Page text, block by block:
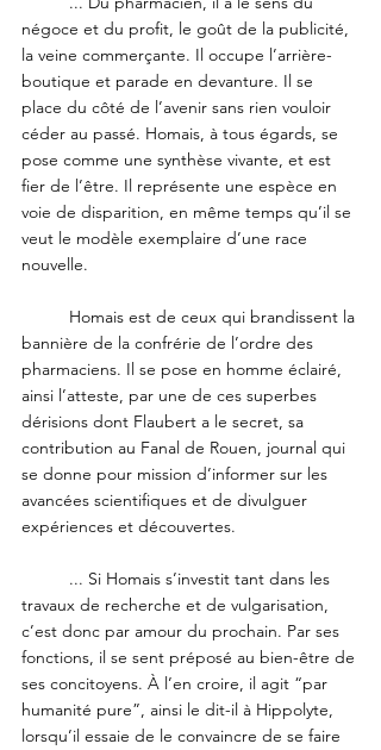
négoce et du profit, le goût de la publicité,
la veine commerçante. Il occupe l’arrière-
boutique et parade en devanture. Il se
place du côté de l’avenir sans rien vouloir
céder au passé. Homais, à tous égards, se
pose comme une synthèse vivante, et est
fier de l’être. Il représente une espèce en
voie de disparition, en même temps qu’il se
veut le modèle exemplaire d’une race
nouvelle.
bannière de la confrérie de l’ordre des
pharmaciens. Il se pose en homme éclairé,
ainsi l’atteste, par une de ces superbes
dérisions dont Flaubert a le secret, sa
contribution au Fanal de Rouen, journal qui
se donne pour mission d’informer sur les
avancées scientifiques et de divulguer
expériences et découvertes.
... Si Homais s’investit tant dans les
travaux de recherche et de vulgarisation,
c’est donc par amour du prochain. Par ses
fonctions, il se sent préposé au bien-être de
ses concitoyens. À l’en croire, il agit “par
humanité pure”, ainsi le dit-il à Hippolyte,
lorsqu’il essaie de le convaincre de se faire